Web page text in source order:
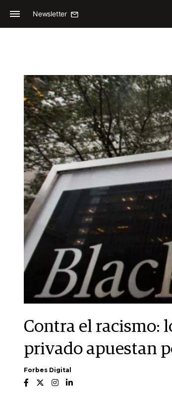
Newsletter
Contra el racismo:
privado apuestan
Forbes Digital